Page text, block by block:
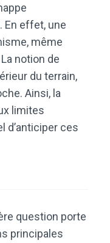
En effet, une
même
notion de
du terrain,
Ainsi, la
limites
d’anticiper ces
question porte
principales